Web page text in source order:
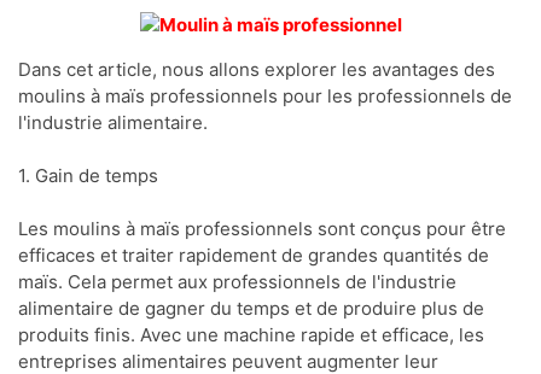
Dans cet article, nous allons explorer les avantages des
moulins à maïs professionnels pour les professionnels de
l'industrie alimentaire.
1. Gain de temps
Les moulins à maïs professionnels sont conçus pour être
efficaces et traiter rapidement de grandes quantités de
maïs. Cela permet aux professionnels de l'industrie
alimentaire de gagner du temps et de produire plus de
produits finis. Avec une machine rapide et efficace, les
entreprises alimentaires peuvent augmenter leur